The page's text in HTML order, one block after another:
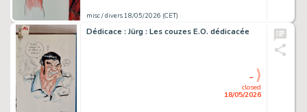
misc / divers 18/05/2026 (CET)
Dédicace : Jürg : Les couzes E.O. dédicacée
closed
18/05/2026
-